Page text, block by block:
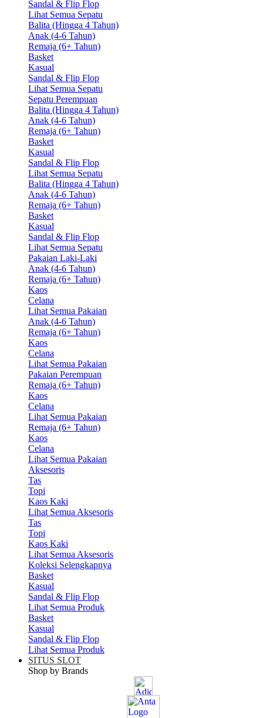
Sandal & Flip Flop
Lihat Semua Sepatu
Balita (Hingga 4 Tahun)
Anak (4-6 Tahun)
Remaja (6+ Tahun)
Basket
Kasual
Sandal & Flip Flop
Lihat Semua Sepatu
Sepatu Perempuan
Balita (Hingga 4 Tahun)
Anak (4-6 Tahun)
Remaja (6+ Tahun)
Basket
Kasual
Sandal & Flip Flop
Lihat Semua Sepatu
Balita (Hingga 4 Tahun)
Anak (4-6 Tahun)
Remaja (6+ Tahun)
Basket
Kasual
Sandal & Flip Flop
Lihat Semua Sepatu
Pakaian Laki-Laki
Anak (4-6 Tahun)
Remaja (6+ Tahun)
Kaos
Celana
Lihat Semua Pakaian
Anak (4-6 Tahun)
Remaja (6+ Tahun)
Kaos
Celana
Lihat Semua Pakaian
Pakaian Perempuan
Remaja (6+ Tahun)
Kaos
Celana
Lihat Semua Pakaian
Remaja (6+ Tahun)
Kaos
Celana
Lihat Semua Pakaian
Aksesoris
Tas
Topi
Kaos Kaki
Lihat Semua Aksesoris
Tas
Topi
Kaos Kaki
Lihat Semua Aksesoris
Koleksi Selengkapnya
Basket
Kasual
Sandal & Flip Flop
Lihat Semua Produk
Basket
Kasual
Sandal & Flip Flop
Lihat Semua Produk
SITUS SLOT
Shop by Brands